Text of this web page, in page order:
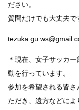
ださい。
質問だけでも大丈夫で
＊現在、女子サッカ
動を行っています。
参加を希望される皆
ただき、遠方などに